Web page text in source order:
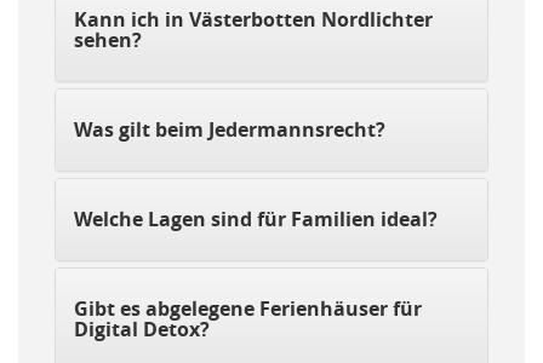
Kann ich in Västerbotten Nordlichter
sehen?
Was gilt beim Jedermannsrecht?
Welche Lagen sind für Familien ideal?
Gibt es abgelegene Ferienhäuser für
Digital Detox?